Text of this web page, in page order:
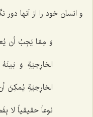
و انسان خود را از آنها دور
وَ مِمّا یَجِبُ أن
الخارِجیَةِ وَ
الخارِجیَةِ
نوعاً حقیقیاً